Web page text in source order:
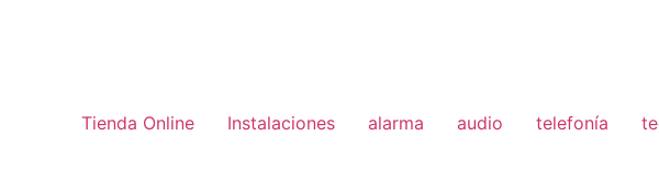
Tienda Online Instalaciones alarma audio telefonía